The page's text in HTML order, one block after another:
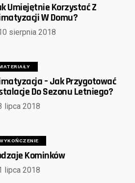
Umiejętnie Korzystać Z
W Domu?
sierpnia 2018
– Jak Przygotować
Do Sezonu Letniego?
lipca 2018
Kominków
lipca 2018